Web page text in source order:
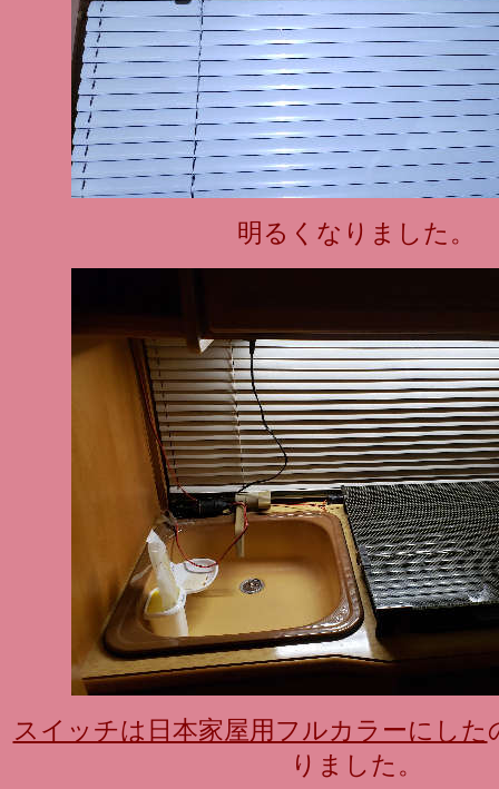
明るくなりました。
スイッチは日本家屋用フルカラーにした
りました。